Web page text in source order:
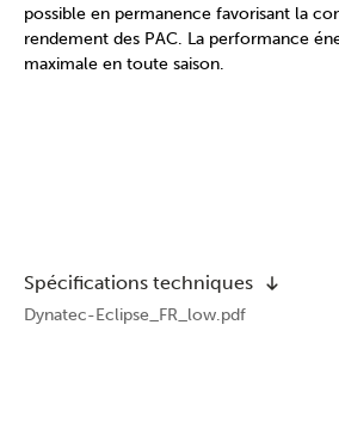
possible en permanence favorisant la
rendement des PAC. La performance
maximale en toute saison.
Spécifications techniques
Dynatec-Eclipse_FR_low.pdf